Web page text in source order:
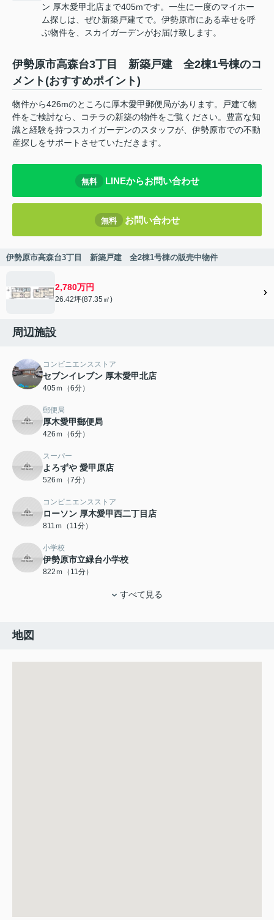
ン 厚木愛甲北店まで405mです。一生に一度のマイホー
ム探しは、ぜひ新築戸建てで。伊勢原市にある幸せを呼
ぶ物件を、スカイガーデンがお届け致します。
伊勢原市高森台3丁目 新築戸建 全2棟1号棟のコ
メント(おすすめポイント)
物件から426mのところに厚木愛甲郵便局があります。戸建て物
件をご検討なら、コチラの新築の物件をご覧ください。豊富な知
識と経験を持つスカイガーデンのスタッフが、伊勢原市での不動
産探しをサポートさせていただきます。
無料 LINEからお問い合わせ
無料 お問い合わせ
伊勢原市高森台3丁目 新築戸建 全2棟1号棟の販売中物件
2,780万円
26.42坪(87.35㎡)
周辺施設
コンビニエンスストア
セブンイレブン 厚木愛甲北店
405ｍ（6分）
郵便局
厚木愛甲郵便局
426ｍ（6分）
スーパー
よろずや 愛甲原店
526ｍ（7分）
コンビニエンスストア
ローソン 厚木愛甲西二丁目店
811ｍ（11分）
小学校
伊勢原市立緑台小学校
822ｍ（11分）
すべて見る
地図